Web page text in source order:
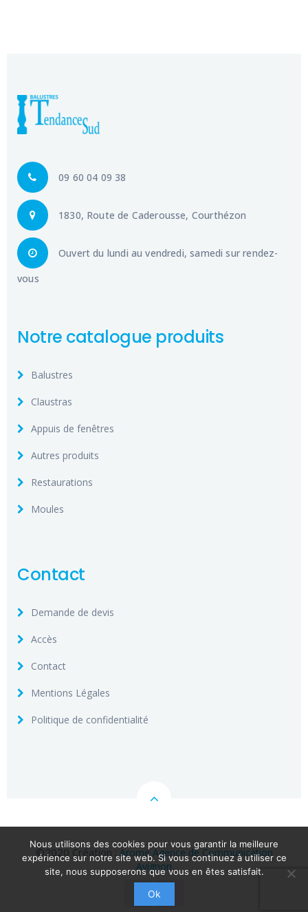
09 60 04 09 38
1830, Route de Caderousse, Courthézon
Ouvert du lundi au vendredi, samedi sur rendez-
vous
Notre catalogue produits
Balustres
Claustras
Appuis de fenêtres
Autres produits
Restaurations
Moules
Contact
Demande de devis
Accès
Contact
Mentions Légales
Politique de confidentialité
©2020 Création :Arome Agence de Communication
Avignon
Nous utilisons des cookies pour vous garantir la meilleure
expérience sur notre site web. Si vous continuez à utiliser ce
site, nous supposerons que vous en êtes satisfait.
Ok